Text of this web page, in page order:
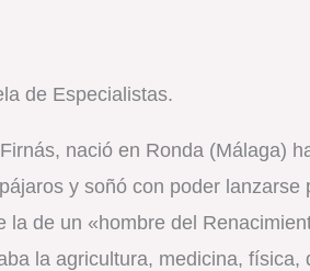
de Especialistas.
nació en Ronda (Málaga)
y soñó con poder
de un «hombre del
la agricultura, medicina,